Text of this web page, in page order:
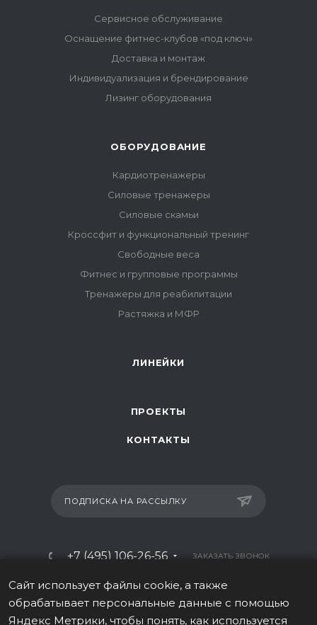
Сервисное обслуживание
Оснащение фитнес-клубов «под ключ»
Доставка и монтаж
Индивидуализация и брендирование
Лизинг оборудования
ОБОРУДОВАНИЕ
Кардиотренажеры
Силовые тренажеры
Силовые скамьи
Кроссфит и функциональный тренинг
Свободные веса
Фитнес и групповые программы
Тренажеры для реабилитации
Растяжка и МФР
ЛИНЕЙКИ
ПРОЕКТЫ
КОНТАКТЫ
ПОДПИСКА НА РАССЫЛКУ
+7 (495) 106-26-56 ЗАКАЗАТЬ ЗВОНОК
info@italy-sport.ru
Москва, ул. Мосфильмовская 42с1
Сайт использует файлы cookie, а также
обрабатывает персональные данные с помощью
Яндекс Метрики, чтобы понять, как используется